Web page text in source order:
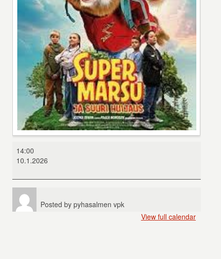
suuri
14:00
10.1.2026
Posted by pyhasalmen vpk
View full calendar